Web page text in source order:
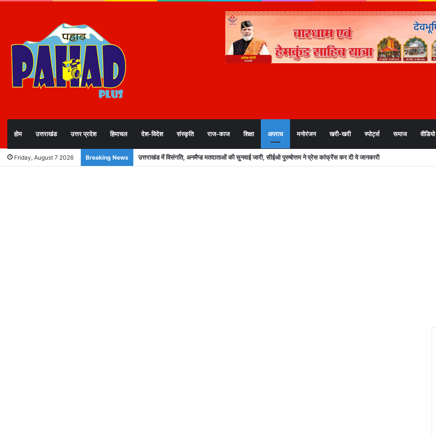
होम उत्तराखंड उत्तर प्रदेश हिमाचल देश-विदेश संस्कृति राज-काज शिक्षा अपराध मनोरंजन खरी-खरी स्पोर्ट्स समाज वीडियो
Friday, August 7 2026 Breaking News Heavy to very heavy rainfall: चेतावनी के बीच देहरादून जिला प्रशासन अलर्ट, सभी विभागों को हाई अलर्ट मोड में रहने के निर्देश